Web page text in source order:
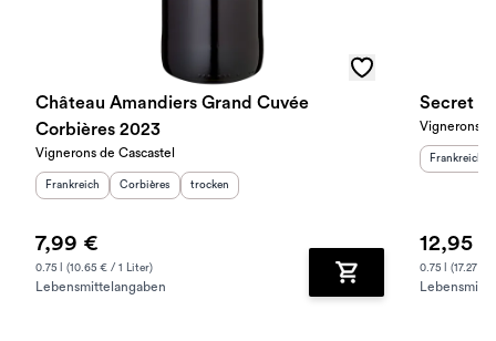
Château Amandiers Grand Cuvée
Corbières 2023
Vignerons de Cascastel
Herkunftsland
Frankreich Herkunftsregion:
Corbières Geschmack
trocken
7,99 €
0.75 l (10.65 € / 1 Liter)
Lebensmittelangaben Zum Warenkorb
Secret
Vignerons
Frankreich
12,95 €
0.75 l (17.27 €